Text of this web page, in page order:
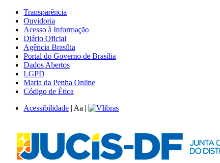
Transparência
Ouvidoria
Acesso à Informação
Diário Oficial
Agência Brasília
Portal do Governo de Brasília
Dados Abertos
LGPD
Maria da Penha Online
Código de Ética
Acessibilidade | Aa |